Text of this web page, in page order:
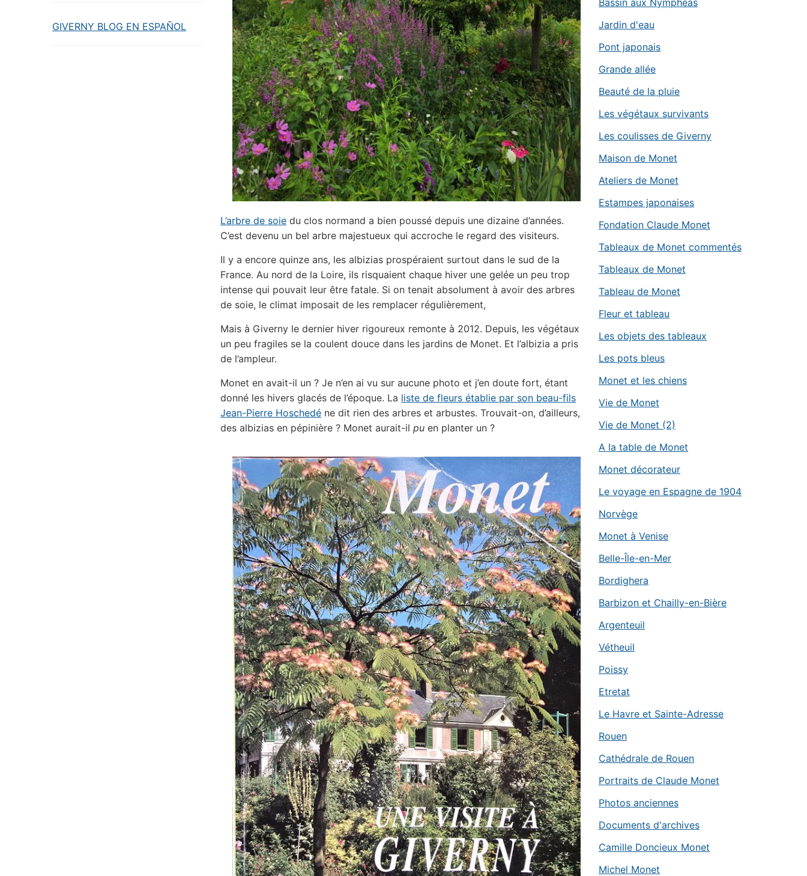
GIVERNY BLOG EN ESPAÑOL
L’arbre de soie du clos normand a bien poussé depuis une dizaine d’années.
C’est devenu un bel arbre majestueux qui accroche le regard des visiteurs.
Il y a encore quinze ans, les albizias prospéraient surtout dans le sud de la
France. Au nord de la Loire, ils risquaient chaque hiver une gelée un peu trop
intense qui pouvait leur être fatale. Si on tenait absolument à avoir des arbres
de soie, le climat imposait de les remplacer régulièrement,
Mais à Giverny le dernier hiver rigoureux remonte à 2012. Depuis, les végétaux
un peu fragiles se la coulent douce dans les jardins de Monet. Et l’albizia a pris
de l’ampleur.
Monet en avait-il un ? Je n’en ai vu sur aucune photo et j’en doute fort, étant
donné les hivers glacés de l’époque. La liste de fleurs établie par son beau-fils
Jean-Pierre Hoschedé ne dit rien des arbres et arbustes. Trouvait-on, d’ailleurs,
des albizias en pépinière ? Monet aurait-il pu en planter un ?
Bassin aux Nymphéas
Jardin d'eau
Pont japonais
Grande allée
Beauté de la pluie
Les végétaux survivants
Les coulisses de Giverny
Maison de Monet
Ateliers de Monet
Estampes japonaises
Fondation Claude Monet
Tableaux de Monet commentés
Tableaux de Monet
Tableau de Monet
Fleur et tableau
Les objets des tableaux
Les pots bleus
Monet et les chiens
Vie de Monet
Vie de Monet (2)
A la table de Monet
Monet décorateur
Le voyage en Espagne de 1904
Norvège
Monet à Venise
Belle-Île-en-Mer
Bordighera
Barbizon et Chailly-en-Bière
Argenteuil
Vétheuil
Poissy
Etretat
Le Havre et Sainte-Adresse
Rouen
Cathédrale de Rouen
Portraits de Claude Monet
Photos anciennes
Documents d'archives
Camille Doncieux Monet
Michel Monet